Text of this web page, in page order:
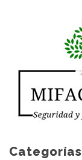
Categorías